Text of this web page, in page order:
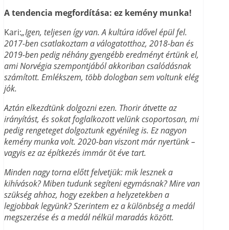
A tendencia megfordítása: ez kemény munka!
Kari:„Igen, teljesen így van. A kultúra idővel épül fel.
2017-ben csatlakoztam a válogatotthoz, 2018-ban és
2019-ben pedig néhány gyengébb eredményt értünk el,
ami Norvégia szempontjából akkoriban csalódásnak
számított. Emlékszem, több dologban sem voltunk elég
jók.
Aztán elkezdtünk dolgozni ezen. Thorir átvette az
irányítást, és sokat foglalkozott velünk csoportosan, mi
pedig rengeteget dolgoztunk egyénileg is. Ez nagyon
kemény munka volt. 2020-ban viszont már nyertünk –
vagyis ez az építkezés immár öt éve tart.
Minden nagy torna előtt felvetjük: mik lesznek a
kihívások? Miben tudunk segíteni egymásnak? Mire van
szükség ahhoz, hogy ezekben a helyzetekben a
legjobbak legyünk? Szerintem ez a különbség a medál
megszerzése és a medál nélkül maradás között.